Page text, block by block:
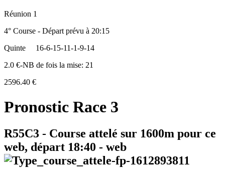
Réunion 1
4° Course - Départ prévu à 20:15
Quinte
16-6-15-11-1-9-14
2.0 €-NB de fois la mise: 21
2596.40 €
Pronostic Race 3
R55C3 - Course attelé sur 1600m pour ce
web, départ 18:40 - web